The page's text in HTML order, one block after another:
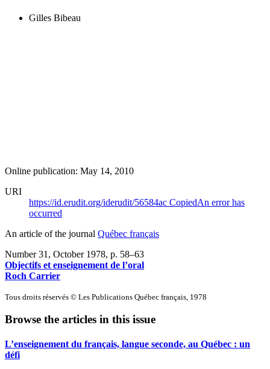
Gilles Bibeau
Online publication: May 14, 2010
URI
https://id.erudit.org/iderudit/56584ac CopiedAn error has
occurred
An article of the journal Québec français
Number 31, October 1978, p. 58–63
Objectifs et enseignement de l’oral
Roch Carrier
Tous droits réservés © Les Publications Québec français, 1978
Browse the articles in this issue
L’enseignement du français, langue seconde, au Québec : un
défi